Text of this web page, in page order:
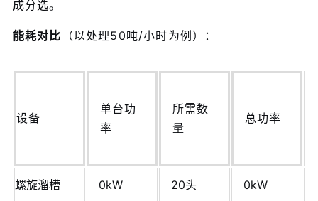
成分选。
能耗对比 （以处理50吨/小时为例）：
设备
单台功
率
所需数
量
总功率
螺旋溜槽 0kW 20头 0kW